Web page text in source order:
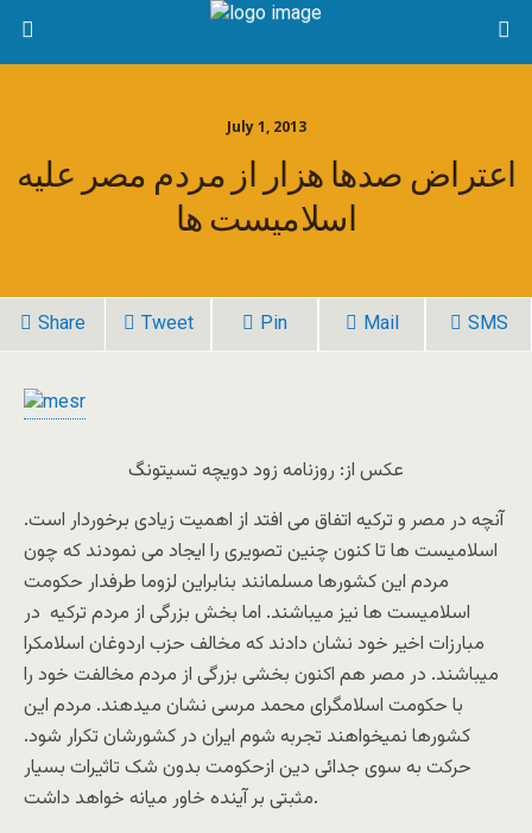
July 1, 2013
اعتراض صدها هزار از مردم مصر علیه
اسلامیست ها
Share Tweet Pin Mail SMS
عکس از: روزنامه زود دويچه تسيتونگ
آنچه در مصر و ترکیه اتفاق می افتد از اهمیت زیادی برخوردار است.
اسلامیست ها تا کنون چنین تصویری را ایجاد می نمودند که چون
مردم این کشورها مسلمانند بنابراین لزوما طرفدار حکومت
اسلامیست ها نیز میباشند. اما بخش بزرگی از مردم ترکیه در
مبارزات اخیر خود نشان دادند که مخالف حزب اردوغان اسلامکرا
میباشند. در مصر هم اکنون بخشی بزرگی از مردم مخالفت خود را
با حکومت اسلامگرای محمد مرسی نشان میدهند. مردم این
کشورها نمیخواهند تجربه شوم ایران در کشورشان تکرار شود.
حرکت به سوی جدائی دین ازحکومت بدون شک تاثیرات بسیار
مثبتی بر آینده خاور میانه خواهد داشت.